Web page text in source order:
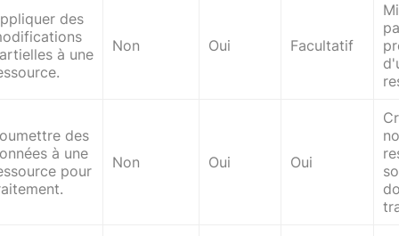
des
à une
Non Oui Facultatif
des
à une
pour
Non Oui Oui